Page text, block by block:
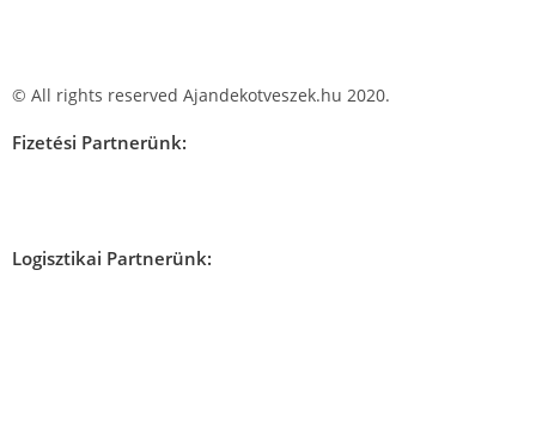
© All rights reserved Ajandekotveszek.hu 2020.
Fizetési Partnerünk:
Logisztikai Partnerünk: